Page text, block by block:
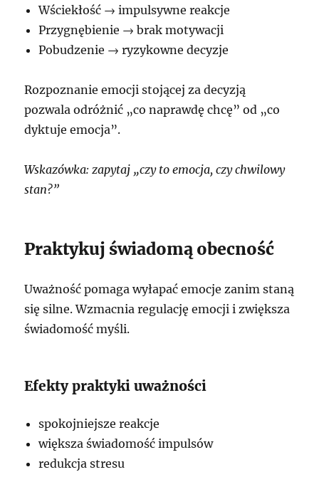
Wściekłość → impulsywne reakcje
Przygnębienie → brak motywacji
Pobudzenie → ryzykowne decyzje
Rozpoznanie emocji stojącej za decyzją
pozwala odróżnić „co naprawdę chcę” od „co
dyktuje emocja”.
Wskazówka: zapytaj „czy to emocja, czy chwilowy
stan?”
Praktykuj świadomą obecność
Uważność pomaga wyłapać emocje zanim staną
się silne. Wzmacnia regulację emocji i zwiększa
świadomość myśli.
Efekty praktyki uważności
spokojniejsze reakcje
większa świadomość impulsów
redukcja stresu